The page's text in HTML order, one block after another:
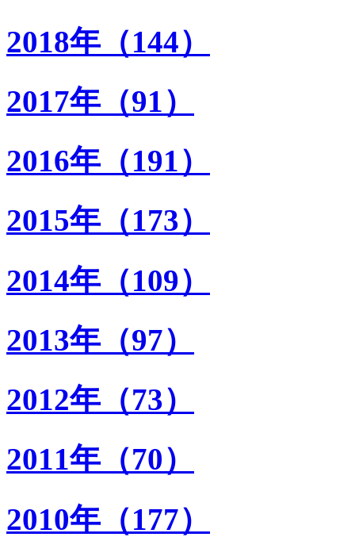
2018年（144）
2017年（91）
2016年（191）
2015年（173）
2014年（109）
2013年（97）
2012年（73）
2011年（70）
2010年（177）